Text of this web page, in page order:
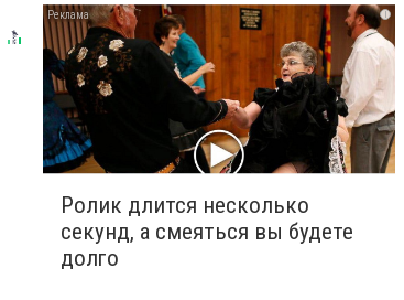
i
Ролик длится несколько
секунд, а смеяться вы будете
долго